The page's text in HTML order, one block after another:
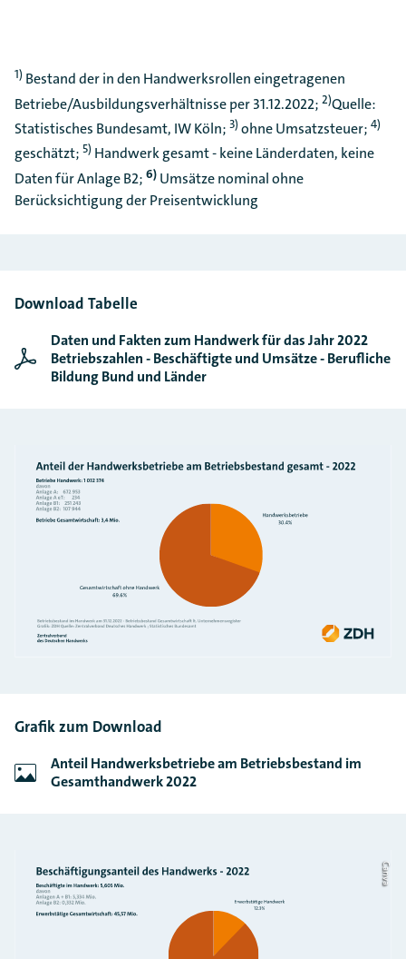
1) Bestand der in den Handwerksrollen eingetragenen
Betriebe/Ausbildungsverhältnisse per 31.12.2022; 2)Quelle:
Statistisches Bundesamt, IW Köln; 3)ohne Umsatzsteuer; 4)
geschätzt; 5) Handwerk gesamt - keine Länderdaten, keine
Daten für Anlage B2; 6) Umsätze nominal ohne
Berücksichtigung der Preisentwicklung
Download Tabelle
Daten und Fakten zum Handwerk für das Jahr 2022
Betriebszahlen - Beschäftigte und Umsätze - Berufliche
Bildung Bund und Länder
Grafik zum Download
Anteil Handwerksbetriebe am Betriebsbestand im
Gesamthandwerk 2022
Canva